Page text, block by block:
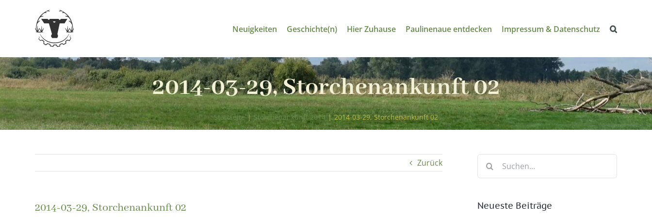
Neuigkeiten Geschichte(n) Hier Zuhause Paulinenaue entdecken Impressum & Datenschutz
2014-03-29, Storchenankunft 02
Startseite | Storchenankunft 2014 | 2014-03-29, Storchenankunft 02
Zurück
2014-03-29, Storchenankunft 02
Suche
Neueste Beiträge